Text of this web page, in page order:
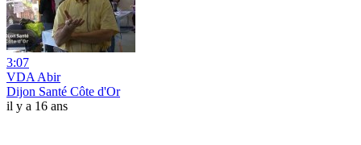
3:07
VDA Abir
Dijon Santé Côte d'Or
il y a 16 ans